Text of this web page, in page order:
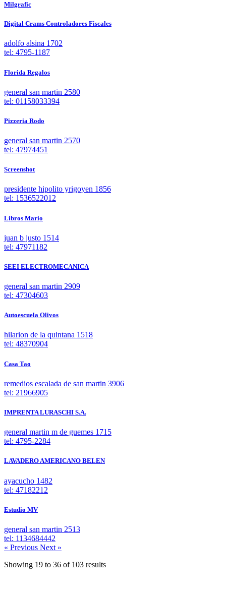
Milgrafic
Digital Crams Controladores Fiscales
adolfo alsina 1702
tel: 4795-1187
Florida Regalos
general san martin 2580
tel: 01158033394
Pizzeria Rodo
general san martin 2570
tel: 47974451
Screenshot
presidente hipolito yrigoyen 1856
tel: 1536522012
Libros Mario
juan b justo 1514
tel: 47971182
SEEI ELECTROMECANICA
general san martin 2909
tel: 47304603
Autoescuela Olivos
hilarion de la quintana 1518
tel: 48370904
Casa Tao
remedios escalada de san martin 3906
tel: 21966905
IMPRENTA LURASCHI S.A.
general martin m de guemes 1715
tel: 4795-2284
LAVADERO AMERICANO BELEN
ayacucho 1482
tel: 47182212
Estudio MV
general san martin 2513
tel: 1134684442
« Previous Next »
Showing 19 to 36 of 103 results